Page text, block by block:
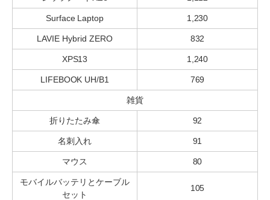
Surface Laptop 1,230
LAVIE Hybrid ZERO 832
XPS13 1,240
LIFEBOOK UH/B1 769
雑貨
折りたたみ傘 92
名刺入れ 91
マウス 80
モバイルバッテリとケーブル
セット
105